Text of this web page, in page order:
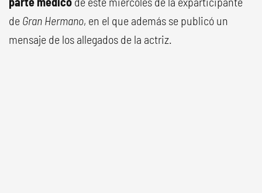
de Gran Hermano, en el que además se publicó un
mensaje de los allegados de la actriz.